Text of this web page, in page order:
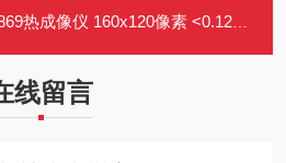
成像仪 160x120像素 <0.12℃热灵敏度 便携式
线留言